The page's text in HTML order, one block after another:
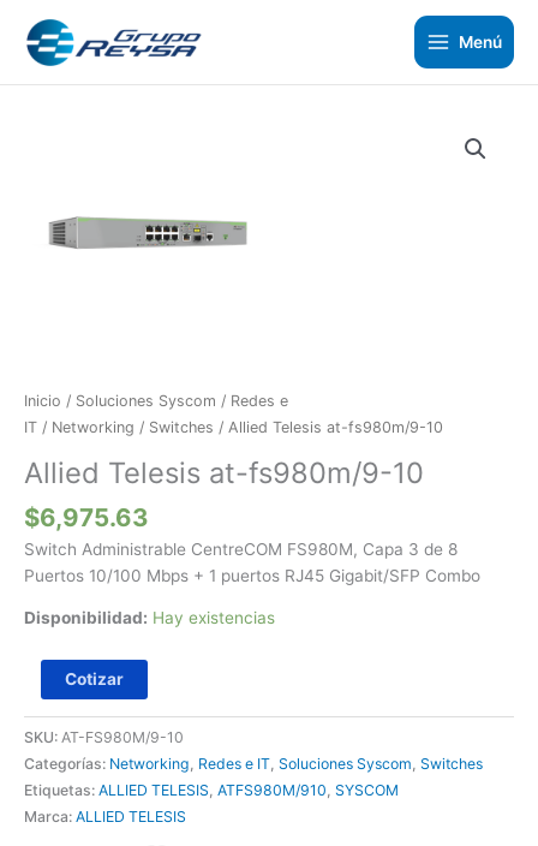
contenido
Menú
Inicio / Soluciones Syscom / Redes e
IT / Networking / Switches / Allied Telesis at-fs980m/9-10
Allied Telesis at-fs980m/9-10
$6,975.63
Switch Administrable CentreCOM FS980M, Capa 3 de 8
Puertos 10/100 Mbps + 1 puertos RJ45 Gigabit/SFP Combo
Disponibilidad: Hay existencias
cantidad
Cotizar
SKU: AT-FS980M/9-10
Categorías: Networking, Redes e IT, Soluciones Syscom, Switches
Etiquetas: ALLIED TELESIS, ATFS980M/910, SYSCOM
Marca: ALLIED TELESIS